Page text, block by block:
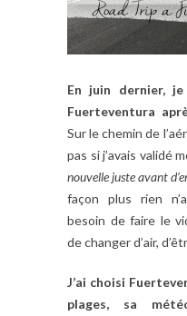
En juin dernier, je
Fuerteventura
Sur le chemin de
pas si j’avais validé
nouvelle juste avant
façon plus rien
besoin de faire le
de changer d’air,
J’ai choisi
plages, sa